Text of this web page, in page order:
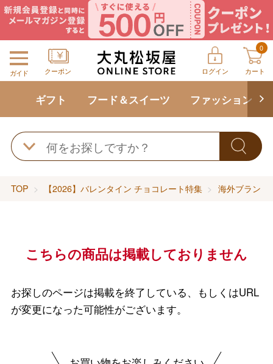
ガイド クーポン ログイン
0
カート
ギフト フード＆スイーツ ファッション
TOP 【2026】バレンタイン チョコレート特集 海外ブランド
こちらの商品は掲載しておりません
お探しのページは掲載を終了している、もしくはURL
が変更になった可能性がございます。
ビューティー
大丸・松坂屋のギフト
バレンタインチョコレート
ホワイトデー